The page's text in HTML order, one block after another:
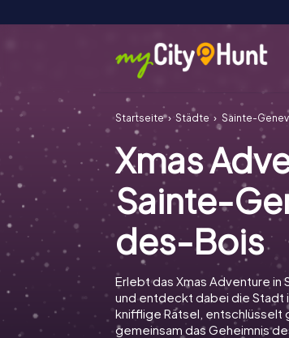
Startseite Städte Sainte-
Xmas
Sainte-
des-Bois
Erlebt das Xmas Adventure
und entdeckt dabei die Stadt
knifflige Rätsel, entschlüsselt
gemeinsam das Geheimnis